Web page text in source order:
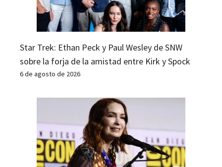
Star Trek: Ethan Peck y Paul Wesley de SNW
sobre la forja de la amistad entre Kirk y Spock
6 de agosto de 2026